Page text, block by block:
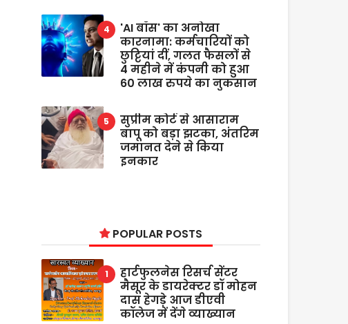
'AI बॉस' का अनोखा
कारनामा: कर्मचारियों को
छुट्टियां दीं, गलत फैसलों से
4 महीने में कंपनी को हुआ
60 लाख रुपये का नुकसान
सुप्रीम कोर्ट से आसाराम
बापू को बड़ा झटका, अंतरिम
जमानत देने से किया
इनकार
POPULAR POSTS
हार्टफुलनेस रिसर्च सेंटर
मैसूर के डायरेक्टर डॉ मोहन
दास हेगड़े आज डीएवी
कॉलेज में देंगे व्याख्यान